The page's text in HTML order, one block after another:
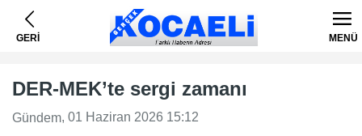
GERİ MENÜ
DER-MEK’te sergi zamanı
Gündem, 01 Haziran 2026 15:12